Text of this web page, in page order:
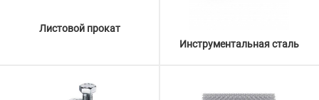
Листовой прокат
Инструментальная сталь